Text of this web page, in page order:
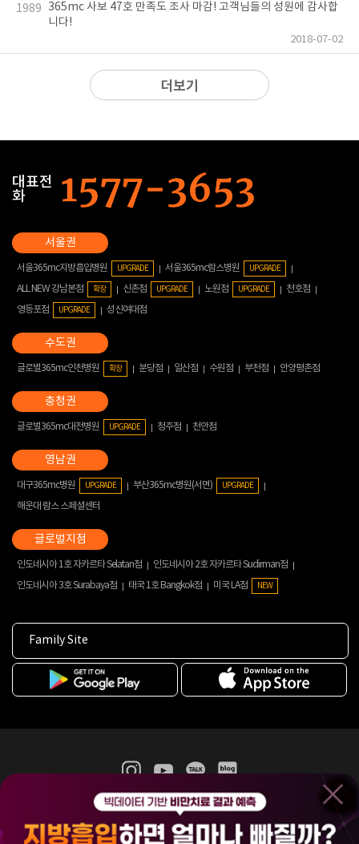
1989
365mc 사보 47호 만족도 조사 마감! 고객님들의 성원에 감사합
니다!
2018-07-02
더보기
대표전
화
서울365mc지방흡입병원 UPGRADE 서울365mc람스병원 UPGRADE
ALL NEW 강남본점 확장 신촌점 UPGRADE 노원점 UPGRADE
천호점
영등포점
UPGRADE 성신여대점
글로벌365mc인천병원 확장 분당점 일산점 수원점 부천점 안양평촌점
글로벌365mc대전병원 UPGRADE 청주점 천안점
대구365mc병원 UPGRADE 부산365mc병원(서면) UPGRADE
해운대 람스 스페셜센터
인도네시아 1호 자카르타 Selatan점
인도네시아 2호 자카르타 Sudirman점
인도네시아 3호 Surabaya점
태국 1호 Bangkok점 미국 LA점 NEW
Family Site
365mc 병·의원 이용약관
홈페이지 이용약관
비급여진료수가